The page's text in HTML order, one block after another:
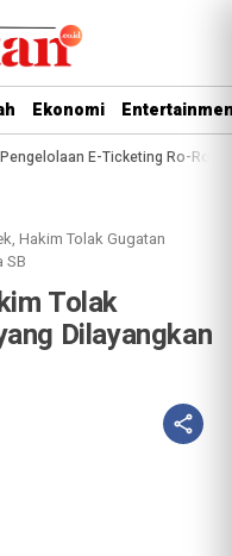
Ekonomi
E-Ticketing Ro-Ro Air
Hakim Tolak Gugatan
SB
Tolak
Dilayangkan